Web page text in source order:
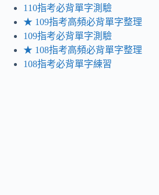
110指考必背單字測驗
★ 109指考高頻必背單字整理
109指考必背單字測驗
★ 108指考高頻必背單字整理
108指考必背單字練習